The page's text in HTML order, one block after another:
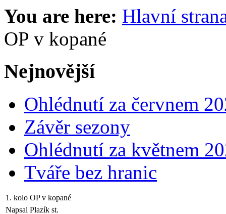
You are here: Hlavní
OP v kopané
Nejnovější
Ohlédnutí za červnem
Závěr sezony
Ohlédnutí za květnem
Tváře bez hranic
1. kolo OP v kopané
Napsal Plazík st.